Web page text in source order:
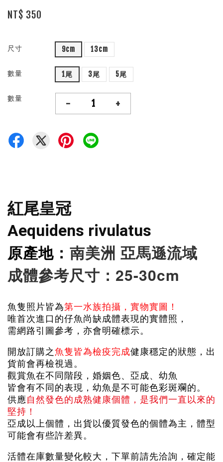
NT$ 350
尺寸 9cm 13cm
數量 1尾 3尾 5尾
數量 - +
紅尾皇冠
Aequidens rivulatus
原產地： 南美洲 亞馬遜流域
成體參考尺寸：25-30cm
魚隻照片皆為第一水族拍攝，實物實圖！
唯首次進口的仔魚尚缺成體表現的實體照，
需網路引圖參考，亦會明確標示。
開放訂購之 魚隻皆為檢疫完成健康穩定的狀態，出
貨前會再檢視過。
觀賞魚在不同階段，婚姻色、亞成、幼魚
皆會有不同的表現，幼魚是不可能色彩斑斕的。
供應自然發色的成熟健康個體，是我們一直以來的
堅持！
亞成以上個體，出貨以優質發色的個體為主，體型
可能會有些許差異。
活體在庫數量變化較大，下單前請先洽詢，確定能